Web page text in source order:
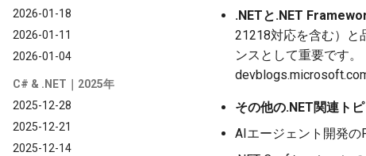
2026-01-18
2026-01-11
2026-01-04
C# & .NET｜2025年
2025-12-28
2025-12-21
2025-12-14
.NETと.NET
21218対応を含む）と
ンスとして重要です。
その他の.NET関連ト
AIエージェント開発の